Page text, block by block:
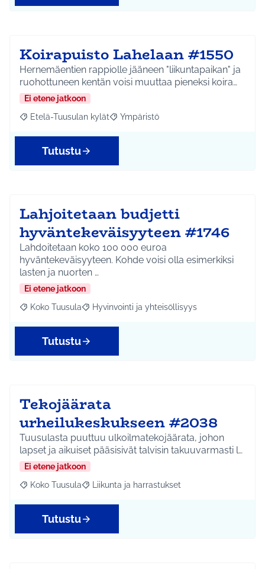
Koirapuisto Lahelaan #1550
Hernemäentien rappiolle jääneen "liikuntapaikan" ja
ruohottuneen kentän voisi muuttaa pieneksi koira…
Ei etene jatkoon
Rajaa tulokset aihepiirin mukaan: Etelä-Tuusulan kylät
Etelä-Tuusulan kylät Rajaa tulokset teeman mukaan:
Ympäristö
Tutustu
Lahjoitetaan budjetti
hyväntekeväisyyteen #1746
Lahdoitetaan koko 100 000 euroa
hyväntekeväisyyteen. Kohde voisi olla esimerkiksi
lasten ja nuorten …
Ei etene jatkoon
Rajaa tulokset aihepiirin mukaan: Koko Tuusula
Koko Tuusula Rajaa tulokset teeman mukaan: Hyvinvointi ja
Hyvinvointi ja yhteisöllisyys
Tutustu
Tekojäärata
urheilukeskukseen #2038
Tuusulasta puuttuu ulkoilmatekojäärata, johon
lapset ja aikuiset pääsisivät talvisin takuuvarmasti l…
Ei etene jatkoon
Rajaa tulokset aihepiirin mukaan: Koko Tuusula
Koko Tuusula Rajaa tulokset teeman mukaan: Liikunta ja
Liikunta ja harrastukset
Tutustu